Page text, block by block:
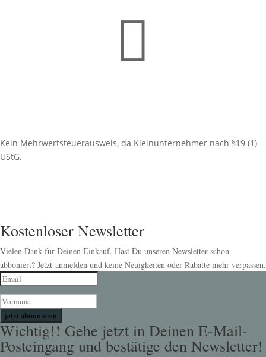

Kein Mehrwertsteuerausweis, da Kleinunternehmer nach §19 (1)
UStG.
Kostenloser Newsletter
Vielen Dank für Deinen Einkauf. Hast Du unseren Newsletter schon
abboniert? Jetzt anmelden und keine Neuigkeiten oder Rabatte mehr verpassen.
jetzt abonnieren
Wichtig!! Gehe jetzt in Deinen E-Mail-
Posteingang und bestätige den Newsletter!